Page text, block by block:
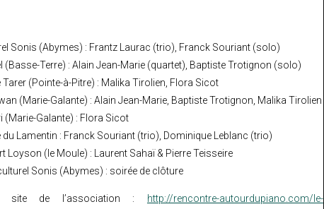
Sonis (Abymes) : Frantz Laurac (trio), Franck Souriant (solo)
(Basse-Terre) : Alain Jean-Marie (quartet), Baptiste Trotignon (solo)
(Pointe-à-Pitre) : Malika Tirolien, Flora Sicot
(Marie-Galante) : Alain Jean-Marie, Baptiste Trotignon, Malika Tirolien
(Marie-Galante) : Flora Sicot
du Lamentin : Franck Souriant (trio), Dominique Leblanc (trio)
Loyson (le Moule) : Laurent Sahaï & Pierre Teisseire
Sonis (Abymes) : soirée de clôture
site de l’association : http://rencontre-autourdupiano.com/le-